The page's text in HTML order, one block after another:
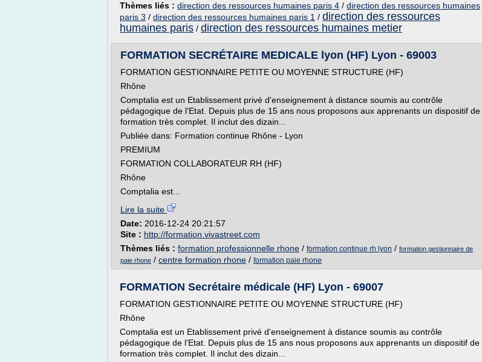
Thèmes liés : direction des ressources humaines paris 4 / direction des ressources humaines
paris 3 / direction des ressources humaines paris 1 / direction des ressources
humaines paris / direction des ressources humaines metier
FORMATION SECRÉTAIRE MEDICALE lyon (HF) Lyon - 69003
FORMATION GESTIONNAIRE PETITE OU MOYENNE STRUCTURE (HF)
Rhône
Comptalia est un Etablissement privé d'enseignement à distance soumis au contrôle
pédagogique de l'Etat. Depuis plus de 15 ans nous proposons aux apprenants un dispositif de
formation très complet. Il inclut des dizain...
Publiée dans: Formation continue Rhône - Lyon
PREMIUM
FORMATION COLLABORATEUR RH (HF)
Rhône
Comptalia est...
Lire la suite
Date: 2016-12-24 20:21:57
Site : http://formation.vivastreet.com
Thèmes liés : formation professionnelle rhone / formation continue rh lyon / formation gestionnaire de
paie rhone / centre formation rhone / formation paie rhone
FORMATION Secrétaire médicale (HF) Lyon - 69007
FORMATION GESTIONNAIRE PETITE OU MOYENNE STRUCTURE (HF)
Rhône
Comptalia est un Etablissement privé d'enseignement à distance soumis au contrôle
pédagogique de l'Etat. Depuis plus de 15 ans nous proposons aux apprenants un dispositif de
formation très complet. Il inclut des dizain...